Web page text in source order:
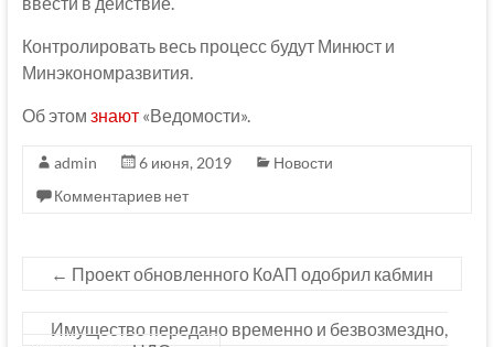
Контролировать весь процесс будут Минюст и
Минэкономразвития.
Об этом знают«Ведомости».
admin 6 июня, 2019
Новости
Комментариев нет
← Проект обновленного КоАП одобрил кабмин
Имущество передано временно и безвозмездно,